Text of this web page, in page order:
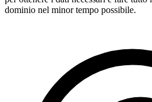
dominio nel minor tempo possibile.